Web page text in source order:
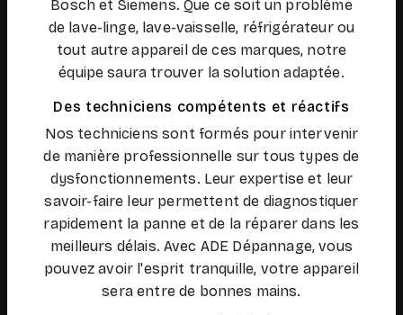
Bosch et Siemens. Que ce soit un problème
de lave-linge, lave-vaisselle, réfrigérateur ou
tout autre appareil de ces marques, notre
équipe saura trouver la solution adaptée.
Des techniciens compétents et réactifs
Nos techniciens sont formés pour intervenir
de manière professionnelle sur tous types de
dysfonctionnements. Leur expertise et leur
savoir-faire leur permettent de diagnostiquer
rapidement la panne et de la réparer dans les
meilleurs délais. Avec ADE Dépannage, vous
pouvez avoir l'esprit tranquille, votre appareil
sera entre de bonnes mains.